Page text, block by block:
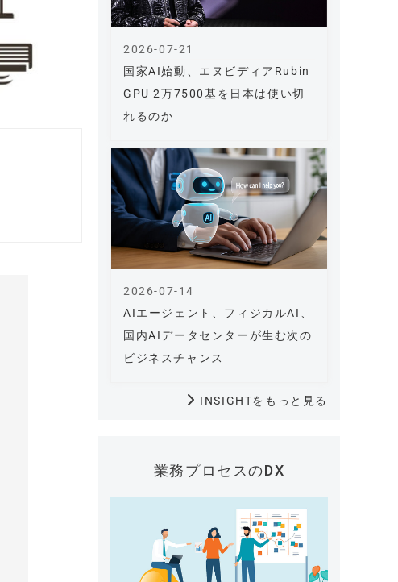
国家AI始動、エヌビディアRubin
GPU 2万7500基を日本は使い切
れるのか
2026-07-21
AIエージェント、フィジカルAI、
国内AIデータセンターが生む次の
ビジネスチャンス
2026-07-14
INSIGHTをもっと見る
業務プロセスのDX